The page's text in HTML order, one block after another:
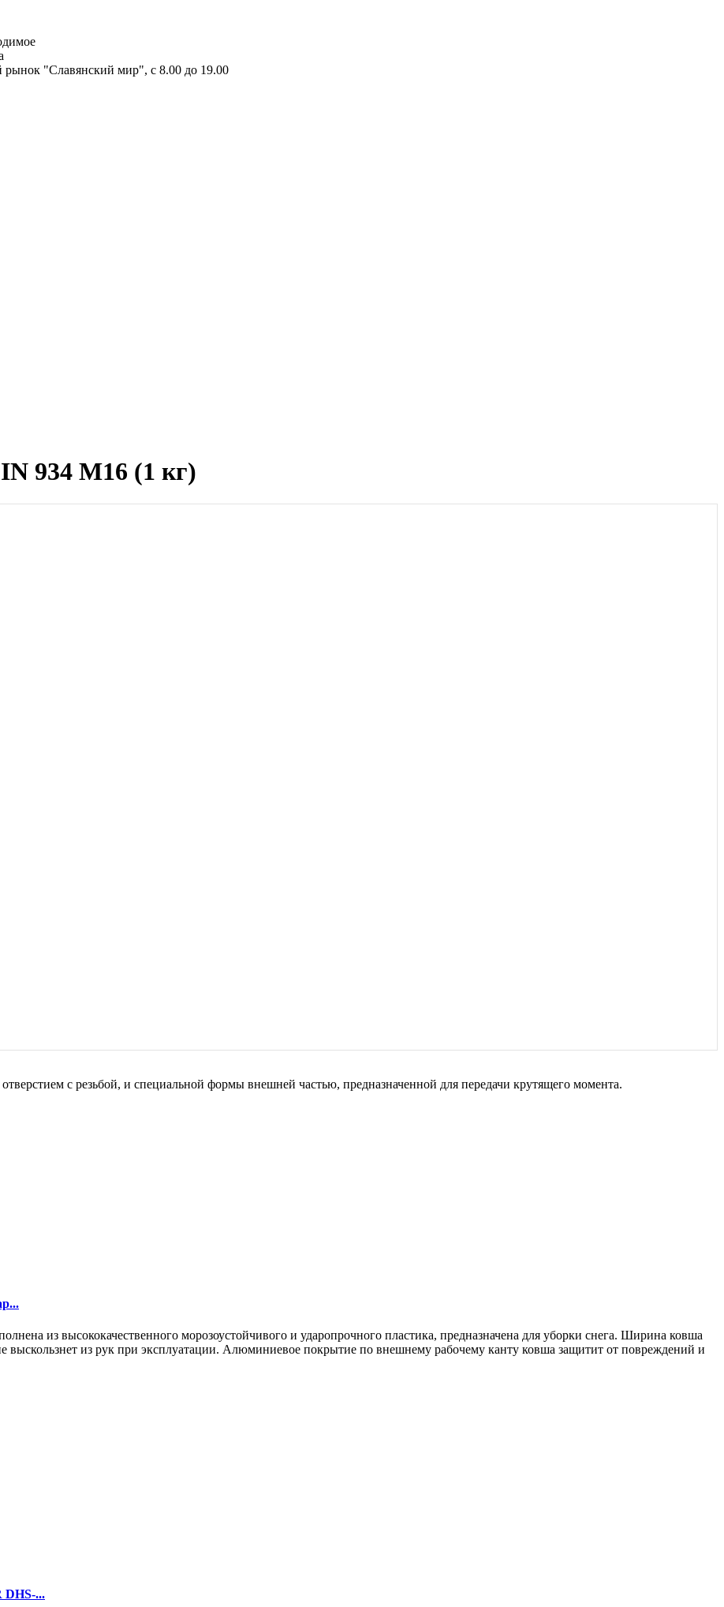
"Славянский мир", с 8.00 до 19.00
934 М16 (1 кг)
с резьбой, и специальной формы внешней частью, предназначенной для передачи крутящего момента.
из высококачественного морозоустойчивого и ударопрочного пластика, предназначена для уборки снега. Ширина ковша
выскользнет из рук при эксплуатации. Алюминиевое покрытие по внешнему рабочему канту ковша защитит от повреждений и
DHS-...